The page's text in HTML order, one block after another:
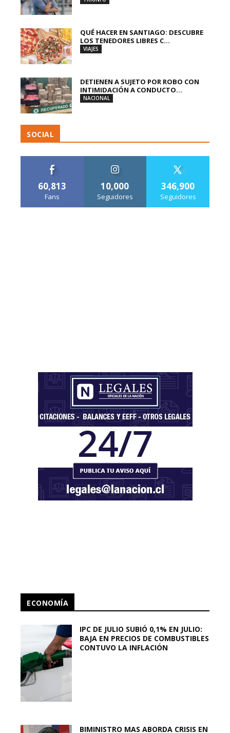
QUÉ HACER EN SANTIAGO: DESCUBRE
LOS TENEDORES LIBRES C...
VIAJES
DETIENEN A SUJETO POR ROBO CON
INTIMIDACIÓN A CONDUCTO...
NACIONAL
SOCIAL
60,813
Fans
10,000
Seguidores
346,900
Seguidores
ECONOMÍA
IPC DE JULIO SUBIÓ 0,1% EN JULIO:
BAJA EN PRECIOS DE COMBUSTIBLES
CONTUVO LA INFLACIÓN
BIMINISTRO MAS ABORDA CRISIS EN